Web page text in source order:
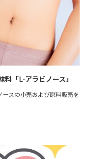
「L-アラビノース」
スの小売および原料販売を